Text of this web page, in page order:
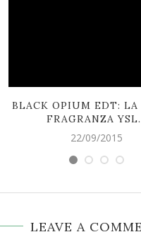
BLACK OPIUM EDT: LA
FRAGRANZA
22/09/2015
LEAVE A